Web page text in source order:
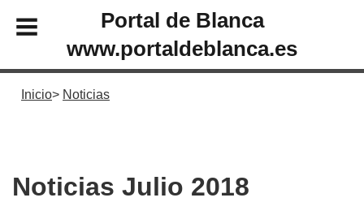
Portal de Blanca
www.portaldeblanca.es
Inicio Noticias
Noticias Julio 2018